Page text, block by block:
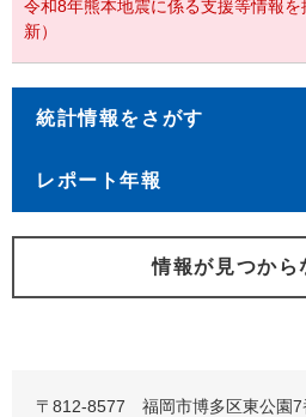
令和8年熊本地震に係る支援等情報
新）
統計情報をさがす
レポート年報
情報が見つから
〒812-8577 福岡市博多区東公園7